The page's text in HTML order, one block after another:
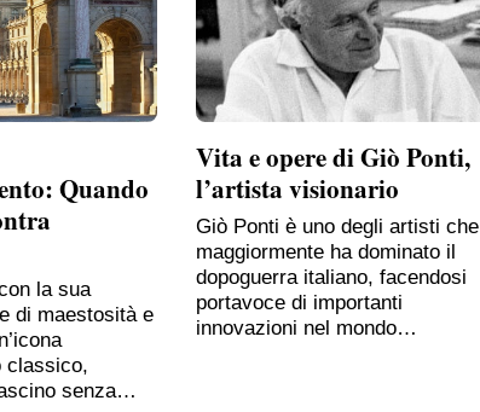
Quando
la sua
di maestosità e
classico,
senza…
Vita e opere di Giò Ponti,
l’artista visionario
Giò Ponti è uno degli artisti che
maggiormente ha dominato il
dopoguerra italiano, facendosi
portavoce di importanti
innovazioni nel mondo…